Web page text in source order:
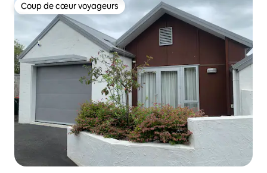
Coup de cœur voyageurs
Coup de cœur voyageurs